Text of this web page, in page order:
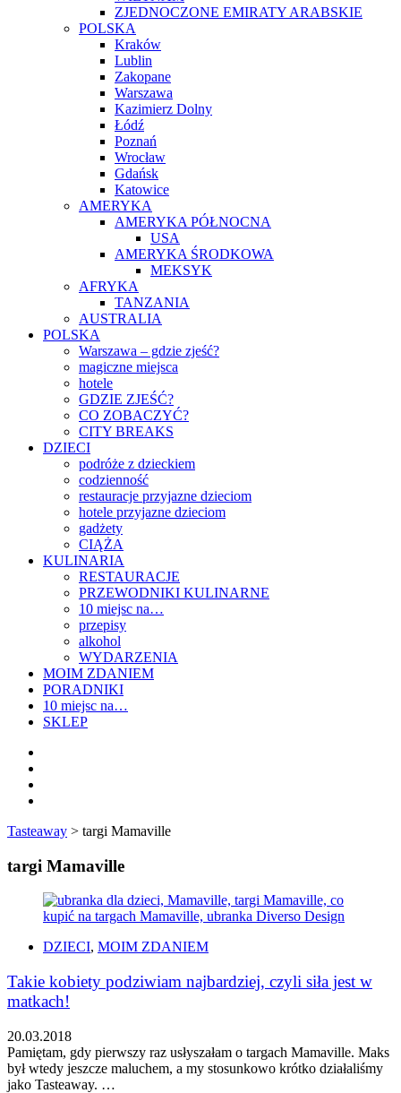
ZJEDNOCZONE EMIRATY ARABSKIE
POLSKA
Kraków
Lublin
Zakopane
Warszawa
Kazimierz Dolny
Łódź
Poznań
Wrocław
Gdańsk
Katowice
AMERYKA
AMERYKA PÓŁNOCNA
USA
AMERYKA ŚRODKOWA
MEKSYK
AFRYKA
TANZANIA
AUSTRALIA
POLSKA
Warszawa – gdzie zjeść?
magiczne miejsca
hotele
GDZIE ZJEŚĆ?
CO ZOBACZYĆ?
CITY BREAKS
DZIECI
podróże z dzieckiem
codzienność
restauracje przyjazne dzieciom
hotele przyjazne dzieciom
gadżety
CIĄŻA
KULINARIA
RESTAURACJE
PRZEWODNIKI KULINARNE
10 miejsc na…
przepisy
alkohol
WYDARZENIA
MOIM ZDANIEM
PORADNIKI
10 miejsc na…
SKLEP
Tasteaway > targi Mamaville
targi Mamaville
DZIECI, MOIM ZDANIEM
Takie kobiety podziwiam najbardziej, czyli siła jest w
matkach!
20.03.2018
Pamiętam, gdy pierwszy raz usłyszałam o targach Mamaville. Maks
był wtedy jeszcze maluchem, a my stosunkowo krótko działaliśmy
jako Tasteaway. …